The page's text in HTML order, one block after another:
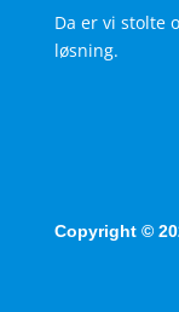
Da er vi stolte
løsning.
Copyright ©